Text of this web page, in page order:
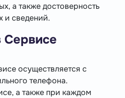
а также достоверность
и сведений.
Сервисе
осуществляется с
телефона.
а также при каждом